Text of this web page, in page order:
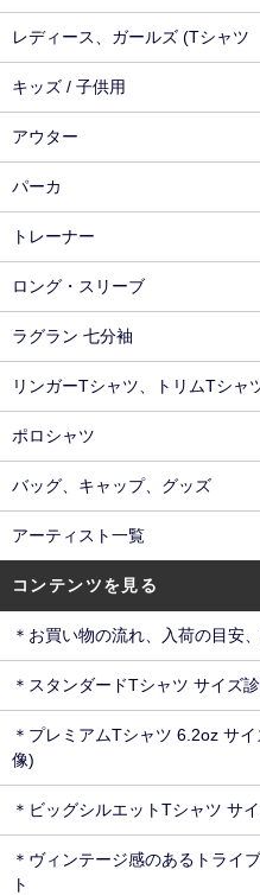
レディース、ガールズ (Tシャツ
キッズ / 子供用
アウター
パーカ
トレーナー
ロング・スリーブ
ラグラン 七分袖
リンガーTシャツ、トリムTシャ
ポロシャツ
バッグ、キャップ、グッズ
アーティスト一覧
コンテンツを見る
＊お買い物の流れ、入荷の目安
＊スタンダードTシャツ サイズ
＊プレミアムTシャツ 6.2oz サ
像)
＊ビッグシルエットTシャツ サ
＊ヴィンテージ感のあるトライ
ト